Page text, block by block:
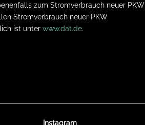
zum Stromverbrauch neuer PKW
Stromverbrauch neuer PKW
ist unterwww.dat.de.
Instagram